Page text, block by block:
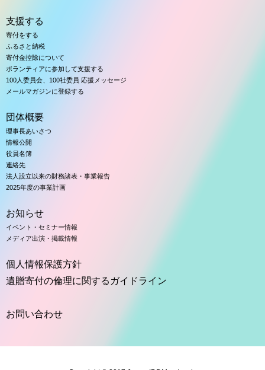
支援する
寄付をする
ふるさと納税
寄付金控除について
ボランティアに参加して支援する
100人委員会、100社委員 応援メッセージ
メールマガジンに登録する
団体概要
理事長あいさつ
情報公開
役員名簿
連絡先
法人設立以来の財務諸表・事業報告
2025年度の事業計画
お知らせ
イベント・セミナー情報
メディア出演・掲載情報
個人情報保護方針
遺贈寄付の倫理に関するガイドライン
お問い合わせ